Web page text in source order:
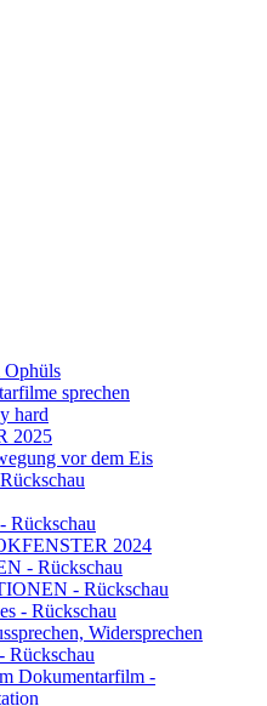
sprechen
hard
2025
vor dem Eis
2024
- Rückschau
- Rückschau
- Rückschau
Widersprechen
Rückschau
Dokumentarfilm -